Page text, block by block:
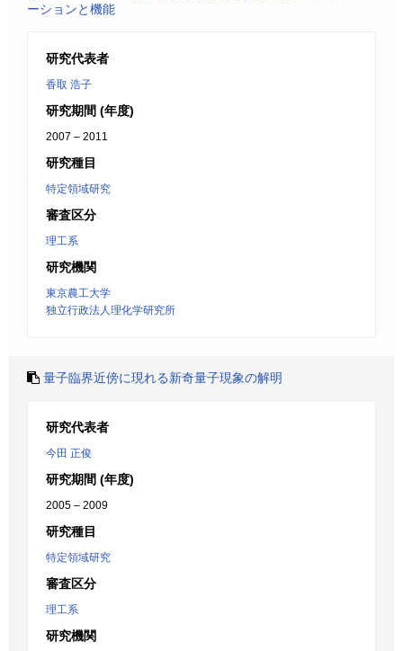
ーションと機能
研究代表者
香取 浩子
研究期間 (年度)
2007 – 2011
研究種目
特定領域研究
審査区分
理工系
研究機関
東京農工大学
独立行政法人理化学研究所
量子臨界近傍に現れる新奇量子現象の解明
研究代表者
今田 正俊
研究期間 (年度)
2005 – 2009
研究種目
特定領域研究
審査区分
理工系
研究機関